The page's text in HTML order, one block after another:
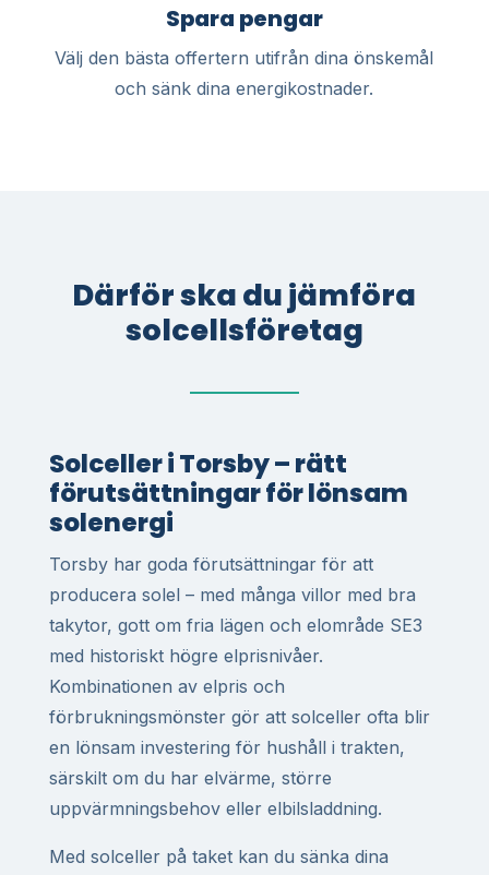
Spara pengar
Välj den bästa offertern utifrån dina önskemål
och sänk dina energikostnader.
Därför ska du jämföra
solcellsföretag
Solceller i Torsby – rätt
förutsättningar för lönsam
solenergi
Torsby har goda förutsättningar för att
producera solel – med många villor med bra
takytor, gott om fria lägen och elområde SE3
med historiskt högre elprisnivåer.
Kombinationen av elpris och
förbrukningsmönster gör att solceller ofta blir
en lönsam investering för hushåll i trakten,
särskilt om du har elvärme, större
uppvärmningsbehov eller elbilsladdning.
Med solceller på taket kan du sänka dina